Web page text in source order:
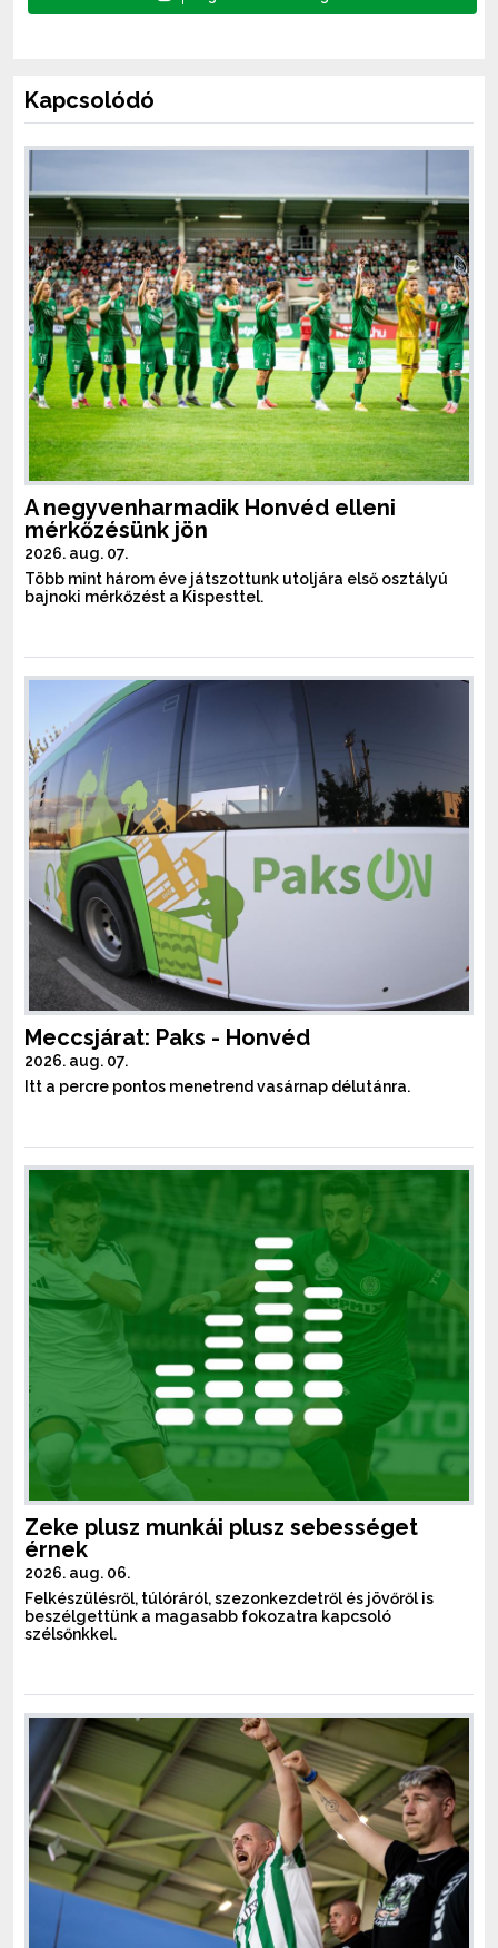
Kapcsolódó
A negyvenharmadik Honvéd elleni
mérkőzésünk jön
2026. aug. 07.
Több mint három éve játszottunk utoljára első osztályú
bajnoki mérkőzést a Kispesttel.
Meccsjárat: Paks - Honvéd
2026. aug. 07.
Itt a percre pontos menetrend vasárnap délutánra.
Zeke plusz munkái plusz sebességet
érnek
2026. aug. 06.
Felkészülésről, túlóráról, szezonkezdetről és jövőről is
beszélgettünk a magasabb fokozatra kapcsoló
szélsőnkkel.